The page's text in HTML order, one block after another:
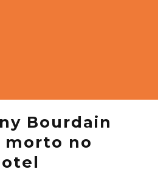
Bourdain
morto no